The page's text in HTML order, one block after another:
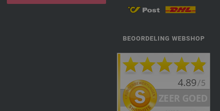
BEOORDELING WEBSHOP